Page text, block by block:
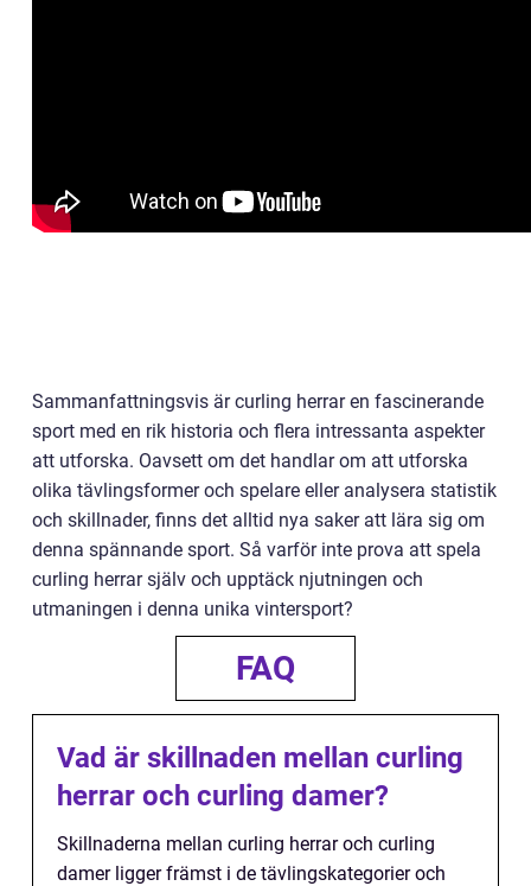
Sammanfattningsvis är curling herrar en fascinerande
sport med en rik historia och flera intressanta aspekter
att utforska. Oavsett om det handlar om att utforska
olika tävlingsformer och spelare eller analysera statistik
och skillnader, finns det alltid nya saker att lära sig om
denna spännande sport. Så varför inte prova att spela
curling herrar själv och upptäck njutningen och
utmaningen i denna unika vintersport?
FAQ
Vad är skillnaden mellan curling
herrar och curling damer?
Skillnaderna mellan curling herrar och curling
damer ligger främst i de tävlingskategorier och